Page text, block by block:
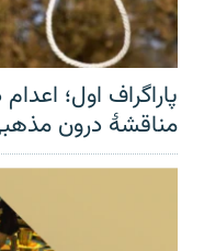
پاراگراف اول؛
مناقشهٔ درون